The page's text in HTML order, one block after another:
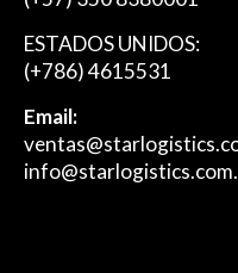
ESTADOS UNIDOS:
(+786) 4615531
Email: